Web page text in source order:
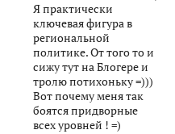
Я практически
ключевая фигура в
региональной
политике. От того то и
сижу тут на Блогере и
тролю потихоньку =)))
Вот почему меня так
боятся придворные
всех уровней ! =)